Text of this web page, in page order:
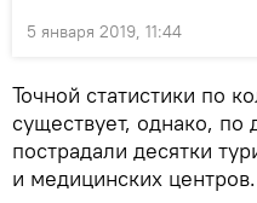
5 января 2019, 11:44
Точной статистики по
существует, однако,
пострадали десятки
и медицинских центров.